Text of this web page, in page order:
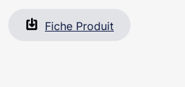
Fiche Produit